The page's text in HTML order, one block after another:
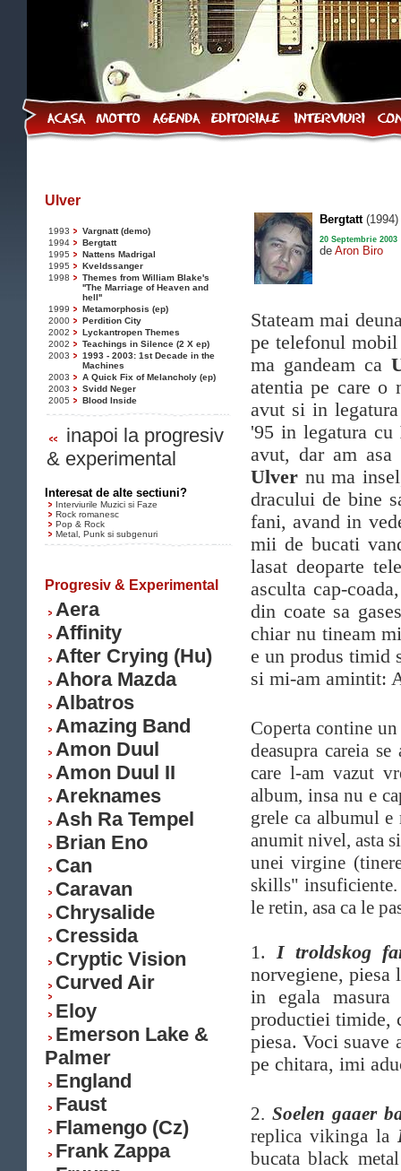
Ulver
1993
Vargnatt (demo)
1994
Bergtatt
1995
Nattens Madrigal
1995
Kveldssanger
1998
Themes from William Blake's
''The Marriage of Heaven and
hell''
1999
Metamorphosis (ep)
2000
Perdition City
2002
Lyckantropen Themes
2002
Teachings in Silence (2 X ep)
2003
1993 - 2003: 1st Decade in the
Machines
2003
A Quick Fix of Melancholy (ep)
2003
Svidd Neger
2005
Blood Inside
inapoi la progresiv
& experimental
Interesat de alte sectiuni?
Interviurile Muzici si Faze
Rock romanesc
Pop & Rock
Metal, Punk si subgenuri
Progresiv & Experimental
Aera
Affinity
After Crying (Hu)
Ahora Mazda
Albatros
Amazing Band
Amon Duul
Amon Duul II
Areknames
Ash Ra Tempel
Brian Eno
Can
Caravan
Chrysalide
Cressida
Cryptic Vision
Curved Air
Eloy
Emerson Lake &
Palmer
England
Faust
Flamengo (Cz)
Frank Zappa
Bergtatt(1994)
20 Septembrie 2003
de Aron Biro
Stateam mai
pe telefonul
ma gandeam ca
atentia pe care o
avut si in
'95 in legatura cu
avut, dar am
Ulver nu ma
dracului de bine
fani, avand in
mii de bucati
lasat deoparte
asculta cap-
din coate sa
chiar nu tineam
e un produs timid
si mi-am amintit:
Coperta contine
deasupra careia
care l-am vazut
album, insa nu e
grele ca albumul
anumit nivel, asta
unei virgine
skills" insuficiente.
le retin, asa ca le
1.I troldskog
norvegiene, piesa
in egala masura
productiei timide,
piesa. Voci suave
pe chitara, imi
2. Soelen gaaer
replica vikinga la
bucata black